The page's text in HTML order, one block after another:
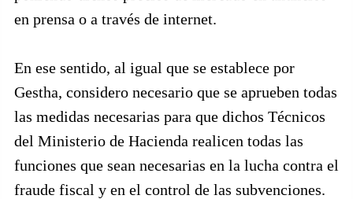
en prensa o a través de internet.
En ese sentido, al igual que se establece por
Gestha, considero necesario que se aprueben todas
las medidas necesarias para que dichos Técnicos
del Ministerio de Hacienda realicen todas las
funciones que sean necesarias en la lucha contra el
fraude fiscal y en el control de las subvenciones.